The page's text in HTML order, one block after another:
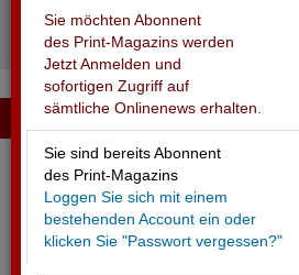
Sie möchten Abonnent
des Print-Magazins werden
Jetzt Anmelden und
sofortigen Zugriff auf
sämtliche Onlinenews erhalten.
Sie sind bereits Abonnent
des Print-Magazins
Loggen Sie sich mit einem
bestehenden Account ein oder
klicken Sie "Passwort vergessen?"
Passwort vergessen?
Noch nicht registriert?
21.04.2026 - PEPSI
Promotionsaktion im Schweizer Frauenfussball